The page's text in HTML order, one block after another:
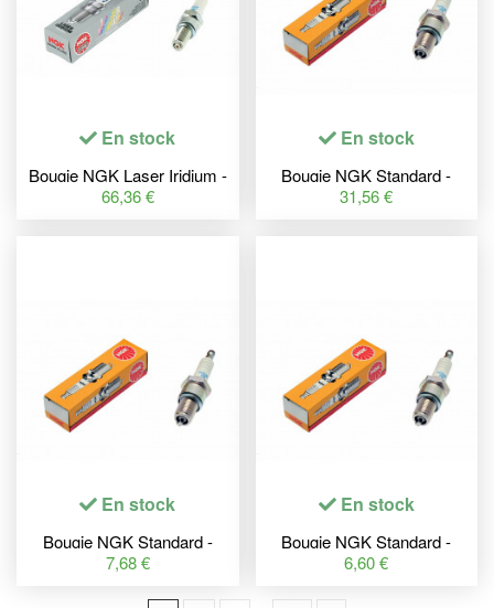
En stock
Bougie NGK Laser Iridium -
IFR7L11
66,36 €
En stock
Bougie NGK Standard -
MAR9B-JDS
31,56 €
En stock
Bougie NGK Standard -
BP8ES
7,68 €
En stock
Bougie NGK Standard -
B8HS-10
6,60 €